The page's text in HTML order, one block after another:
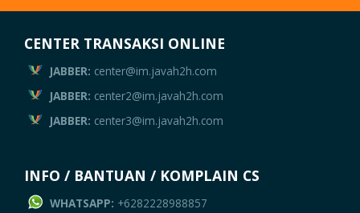
CENTER TRANSAKSI ONLINE
JABBER: center@im.javah2h.com
JABBER: center2@im.javah2h.com
JABBER: center3@im.javah2h.com
INFO / BANTUAN / KOMPLAIN CS
WHATSAPP: +6282228988857